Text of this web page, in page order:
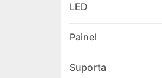
LED
Painel
Suporta